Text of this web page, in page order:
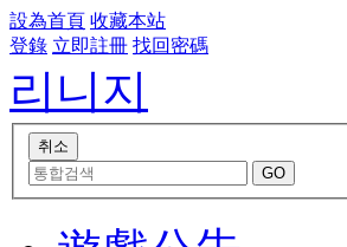
設為首頁 收藏本站
登錄 立即註冊 找回密碼
리니지